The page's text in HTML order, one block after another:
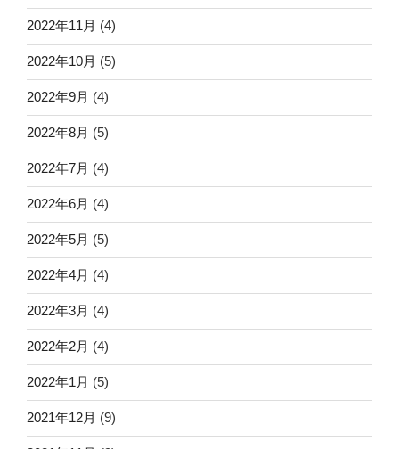
2022年11月 (4)
2022年10月 (5)
2022年9月 (4)
2022年8月 (5)
2022年7月 (4)
2022年6月 (4)
2022年5月 (5)
2022年4月 (4)
2022年3月 (4)
2022年2月 (4)
2022年1月 (5)
2021年12月 (9)